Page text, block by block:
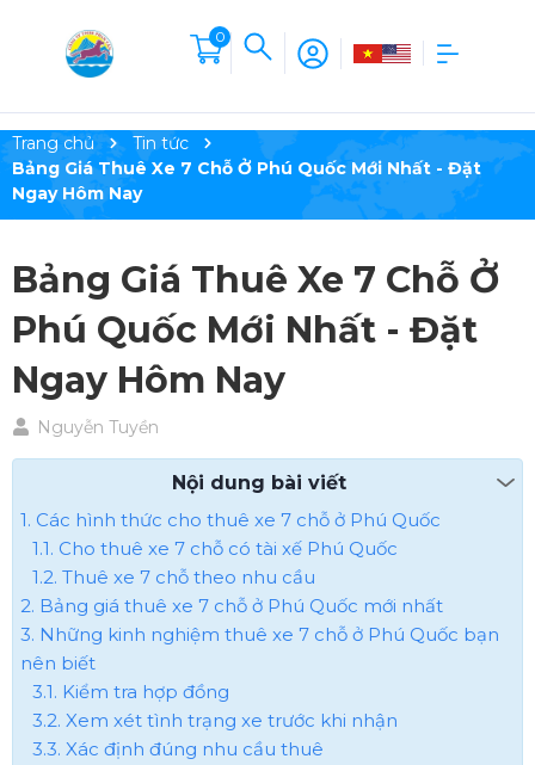
0
Trang chủ
Tin tức
Bảng Giá Thuê Xe 7 Chỗ Ở Phú Quốc Mới Nhất - Đặt
Ngay Hôm Nay
Bảng Giá Thuê Xe 7 Chỗ Ở
Phú Quốc Mới Nhất - Đặt
Ngay Hôm Nay
Nguyễn Tuyền
Nội dung bài viết
1. Các hình thức cho thuê xe 7 chỗ ở Phú Quốc
1.1. Cho thuê xe 7 chỗ có tài xế Phú Quốc
1.2. Thuê xe 7 chỗ theo nhu cầu
2. Bảng giá thuê xe 7 chỗ ở Phú Quốc mới nhất
3. Những kinh nghiệm thuê xe 7 chỗ ở Phú Quốc bạn
nên biết
3.1. Kiểm tra hợp đồng
3.2. Xem xét tình trạng xe trước khi nhận
3.3. Xác định đúng nhu cầu thuê